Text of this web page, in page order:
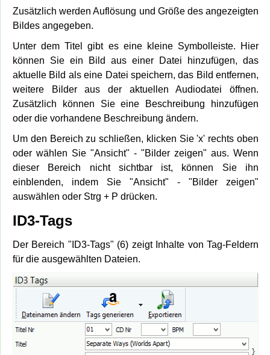
Zusätzlich werden Auflösung und Größe des angezeigten
Bildes angegeben.
Unter dem Titel gibt es eine kleine Symbolleiste. Hier
können Sie ein Bild aus einer Datei hinzufügen, das
aktuelle Bild als eine Datei speichern, das Bild entfernen,
weitere Bilder aus der aktuellen Audiodatei öffnen.
Zusätzlich können Sie eine Beschreibung hinzufügen
oder die vorhandene Beschreibung ändern.
Um den Bereich zu schließen, klicken Sie 'x' rechts oben
oder wählen Sie "Ansicht" - "Bilder zeigen" aus. Wenn
dieser Bereich nicht sichtbar ist, können Sie ihn
einblenden, indem Sie "Ansicht" - "Bilder zeigen"
auswählen oder Strg + P drücken.
ID3-Tags
Der Bereich "ID3-Tags" (6) zeigt Inhalte von Tag-Feldern
für die ausgewählten Dateien.